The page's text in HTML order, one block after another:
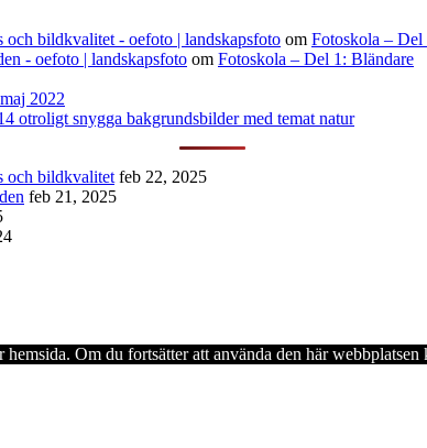
bildkvalitet - oefoto | landskapsfoto om Fotoskola – Del
- oefoto | landskapsfoto om Fotoskola – Del 1: Bländare
2022
otroligt snygga bakgrundsbilder med temat natur
och bildkvalitet feb 22, 2025
feb 21, 2025
Om du fortsätter att använda den här